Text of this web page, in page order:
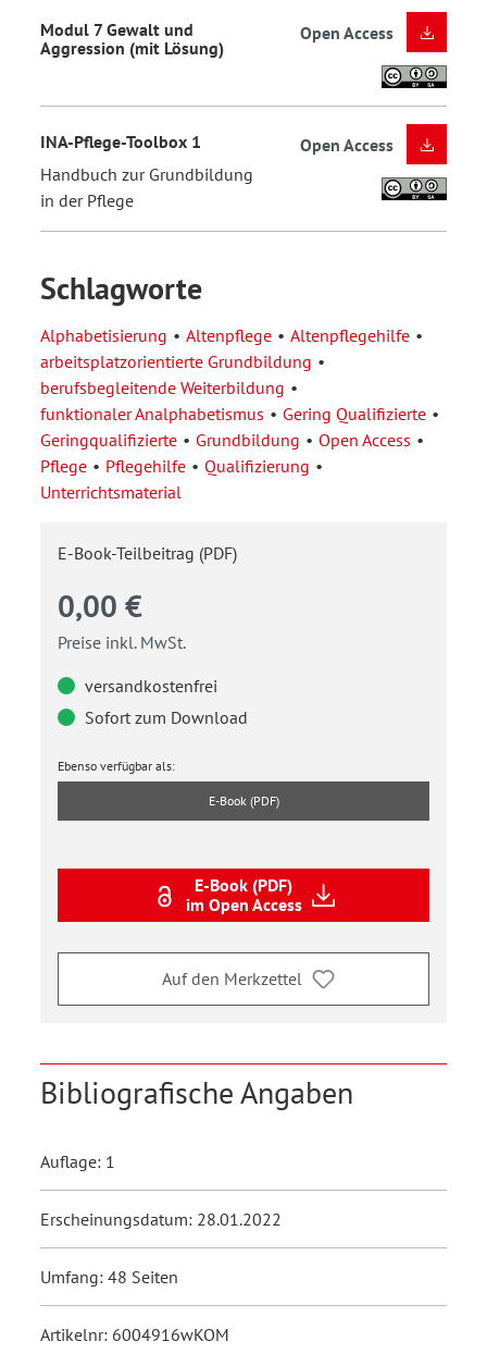
Modul 7 Gewalt und
Aggression (mit Lösung)
Open Access
INA-Pflege-Toolbox 1
Handbuch zur Grundbildung
in der Pflege
Open Access
Schlagworte
Alphabetisierung Altenpflege
Altenpflegehilfe
arbeitsplatzorientierte Grundbildung
berufsbegleitende Weiterbildung
funktionaler Analphabetismus
Gering Qualifizierte
Geringqualifizierte
Grundbildung
Open Access
Pflege
Pflegehilfe
Qualifizierung
Unterrichtsmaterial
E-Book-Teilbeitrag (PDF)
0,00 €
Preise inkl. MwSt.
versandkostenfrei
Sofort zum Download
Ebenso verfügbar als:
E-Book (PDF)
E-Book (PDF)
im Open Access
Auf den Merkzettel
Bibliografische Angaben
Auflage: 1
Erscheinungsdatum: 28.01.2022
Umfang: 48 Seiten
Artikelnr: 6004916wKOM